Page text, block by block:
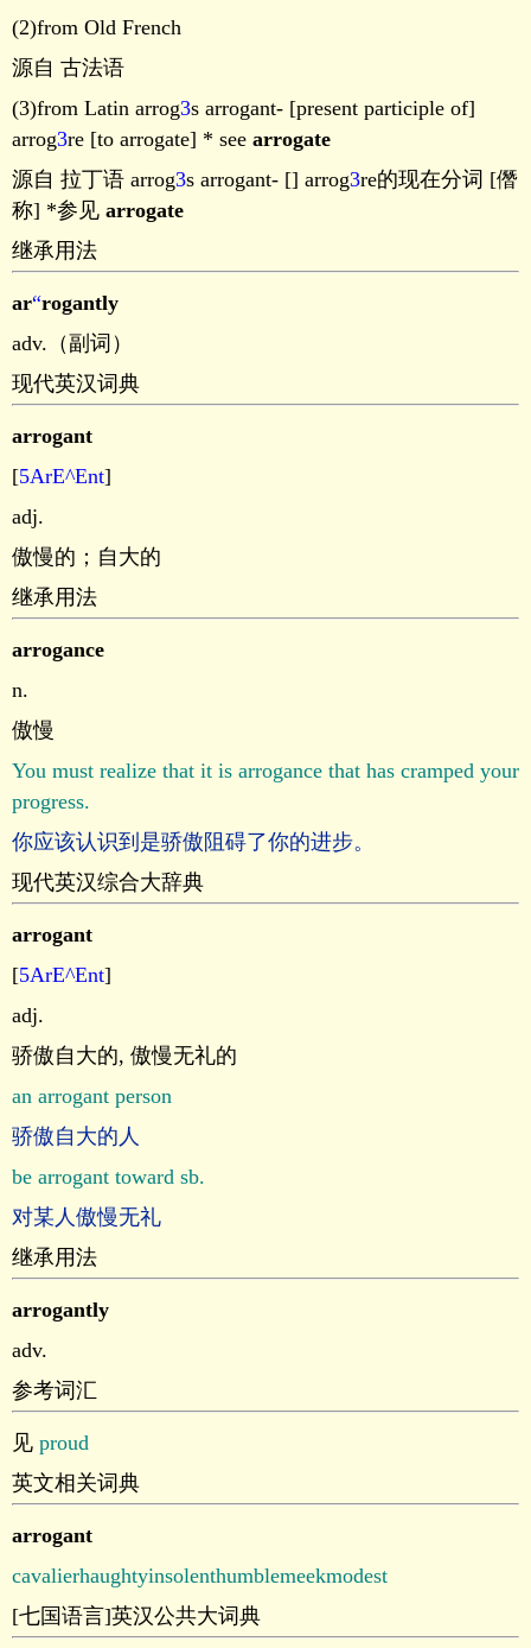
(2)from Old French
源自 古法语
(3)from Latin arrog3s arrogant- [present participle of]
arrog3re [to arrogate] * see arrogate
源自 拉丁语 arrog3s arrogant- [] arrog3re的现在分词 [僭
称] *参见 arrogate
继承用法
ar“rogantly
adv.（副词）
现代英汉词典
arrogant
[5ArE^Ent]
adj.
傲慢的；自大的
继承用法
arrogance
n.
傲慢
You must realize that it is arrogance that has cramped your
progress.
你应该认识到是骄傲阻碍了你的进步。
现代英汉综合大辞典
arrogant
[5ArE^Ent]
adj.
骄傲自大的, 傲慢无礼的
an arrogant person
骄傲自大的人
be arrogant toward sb.
对某人傲慢无礼
继承用法
arrogantly
adv.
参考词汇
见 proud
英文相关词典
arrogant
cavalierhaughtyinsolenthumblemeekmodest
[七国语言]英汉公共大词典